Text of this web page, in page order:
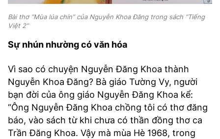
Bài thơ “Mùa lúa chín” của Nguyễn Khoa Đăng trong sách “Tiếng
Việt 2”
Sự nhún nhường có văn hóa
Vì sao có chuyện Nguyễn Đăng Khoa thành
Nguyễn Khoa Đăng? Bà giáo Tường Vy, người
bạn đời của ông giáo Nguyễn Đăng Khoa kể:
“Ông Nguyễn Đăng Khoa chồng tôi có thơ đăng
báo, vào sách từ khi chưa có thần đồng thơ ca
Trần Đăng Khoa. Vậy mà mùa Hè 1968, trong